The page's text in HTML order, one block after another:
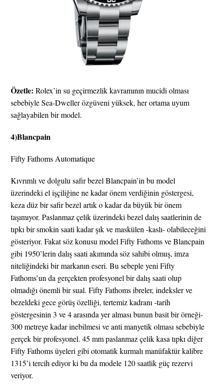
Özetle:Rolex’in su geçirmezlik kavramının mucidi olması
sebebiyle Sea-Dweller özgüveni yüksek, her ortama uyum
sağlayabilen bir model.
4)Blancpain
Fifty Fathoms Automatique
Kıvrımlı ve dolgulu safir bezel Blancpain’in bu model
üzerindeki el işçiliğine ne kadar önem verdiğinin göstergesi,
keza düz bir safir bezel artık o kadar da büyük bir önem
taşımıyor. Paslanmaz çelik üzerindeki bezel dalış saatlerinin de
tıpkı bir smokin saati kadar şık ve maskülen -kaslı- olabileceğini
gösteriyor. Fakat söz konusu model Fifty Fathoms ve Blancpain
gibi 1950’lerin dalış saati akımında söz sahibi olmuş, imza
niteliğindeki bir markanın eseri. Bu sebeple yeni Fifty
Fathoms’un da gerçekten profesyonel bir dalış saati olup
olmadığı önemli bir sual. Fifty Fathoms ibreler, indeksler ve
bezeldeki gece görüş özelliği, tertemiz kadranı -tarih
göstergesinin 3 ve 4 arasında yer alması bunun basit bir örneği-
300 metreye kadar inebilmesi ve anti manyetik olması sebebiyle
gerçek bir profesyonel. 45 mm paslanmaz çelik kasa tıpkı diğer
Fifty Fathoms üyeleri gibi otomatik kurmalı manüfaktür kalibre
1315’i tercih ediyor ki bu da modele 120 saatlik güç rezervi
veriyor.